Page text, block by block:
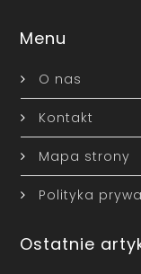
Menu
O nas
Kontakt
Mapa strony
Polityka
Ostatnie